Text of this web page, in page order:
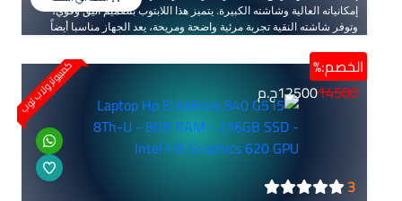
إمكانياته العالية وشاشته الكبيرة. يتميز هذا اللابتوب بتصميم أنيق وقوي،
وتوفر شاشته النقية تجربة مرئية واضحة ومريحة، يعد الجهاز مناسبا أيضاً
استمرارية العمل دون انقطاع.
كمبيوتر ولاب توب الخصم:%
3
14500
12500ج.م